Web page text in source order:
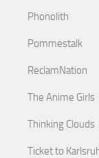
Phonolith
Pommestalk
ReclamNation
The Anime Girls
Thinking Clouds
Ticket to